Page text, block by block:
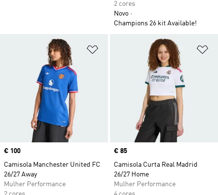
2 cores
Novo
Champions 26 kit Available!
Adicionar à Lista de Desejos
Price
€ 100
Camisola Manchester United FC
26/27 Away
Mulher Performance
Price
€ 85
Camisola Curta Real Madrid
26/27 Home
Mulher Performance